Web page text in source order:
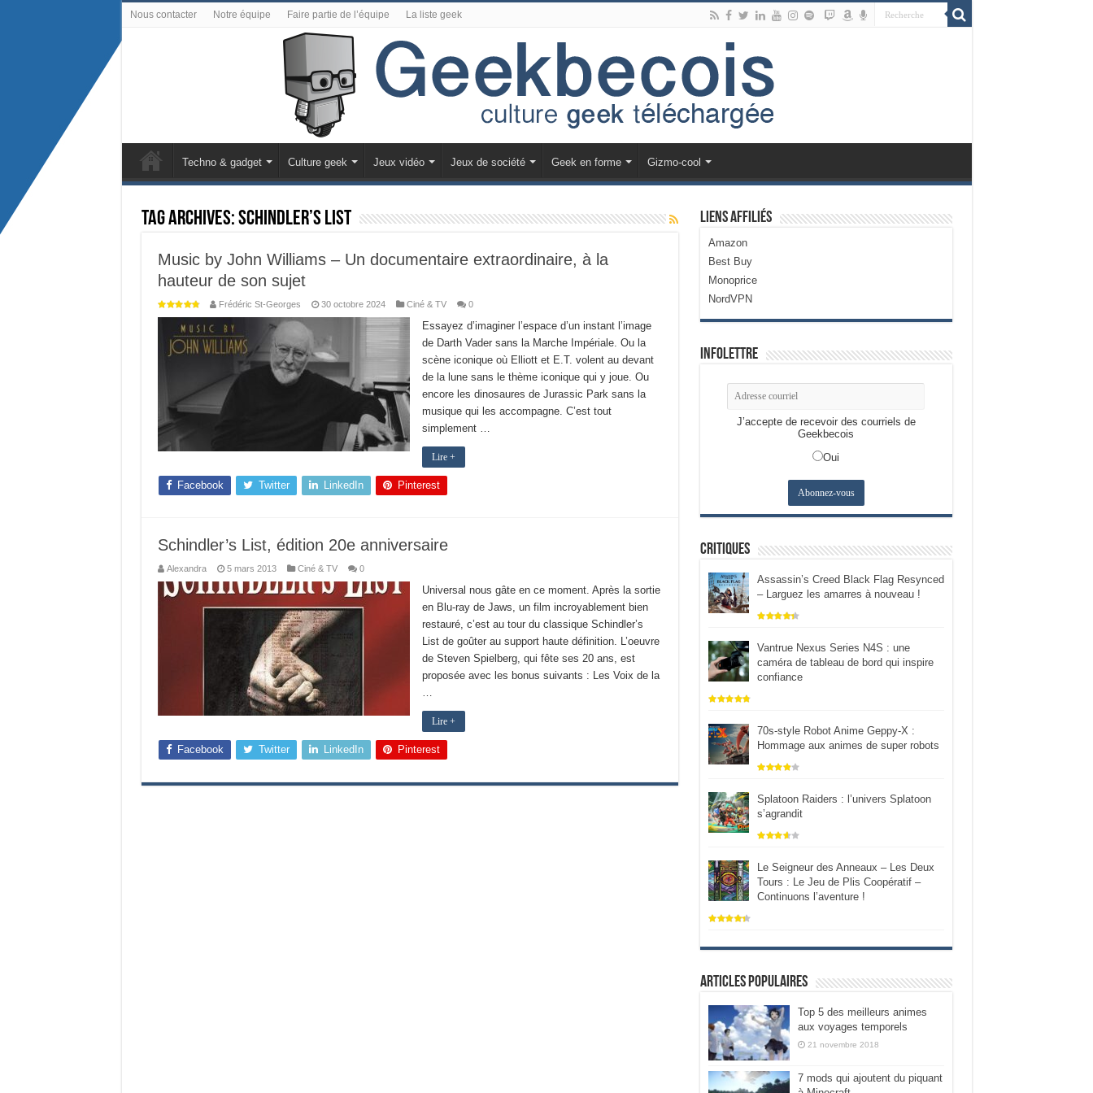
Nous contacter Notre équipe Faire partie de l’équipe La liste geek
Techno & gadget Culture geek Jeux vidéo Jeux de société Geek en forme Gizmo-cool
Tag Archives:Schindler’s List
Music by John Williams – Un documentaire extraordinaire, à la
hauteur de son sujet
Frédéric St-Georges 30 octobre 2024 Ciné & TV 0
Essayez d’imaginer l’espace d’un instant l’image
de Darth Vader sans la Marche Impériale. Ou la
scène iconique où Elliott et E.T. volent au devant
de la lune sans le thème iconique qui y joue. Ou
encore les dinosaures de Jurassic Park sans la
musique qui les accompagne. C’est tout
simplement …
Lire +
Facebook Twitter LinkedIn Pinterest
Schindler’s List, édition 20e anniversaire
Alexandra 5 mars 2013 Ciné & TV 0
Universal nous gâte en ce moment. Après la sortie
en Blu-ray de Jaws, un film incroyablement bien
restauré, c’est au tour du classique Schindler’s
List de goûter au support haute définition. L’oeuvre
de Steven Spielberg, qui fête ses 20 ans, est
proposée avec les bonus suivants : Les Voix de la
…
Lire +
Facebook Twitter LinkedIn Pinterest
Liens Affiliés
Amazon
Best Buy
Monoprice
NordVPN
Infolettre
J’accepte de recevoir des courriels de
Geekbecois
Oui
Critiques
Assassin’s Creed Black Flag Resynced
– Larguez les amarres à nouveau !
Vantrue Nexus Series N4S : une
caméra de tableau de bord qui inspire
confiance
70s-style Robot Anime Geppy-X :
Hommage aux animes de super robots
Splatoon Raiders : l’univers Splatoon
s’agrandit
Le Seigneur des Anneaux – Les Deux
Tours : Le Jeu de Plis Coopératif –
Continuons l’aventure !
Articles populaires
Top 5 des meilleurs animes
aux voyages temporels
21 novembre 2018
7 mods qui ajoutent du piquant